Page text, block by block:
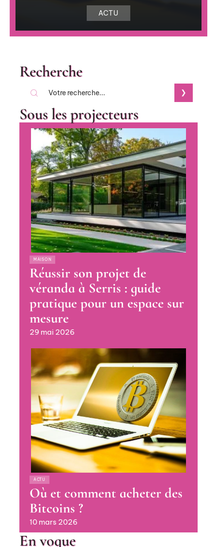
ACTU
Recherche
Sous les projecteurs
MAISON
Réussir son projet de
véranda à Serris : guide
pratique pour un espace sur
mesure
29 mai 2026
ACTU
Où et comment acheter des
Bitcoins ?
10 mars 2026
En vogue